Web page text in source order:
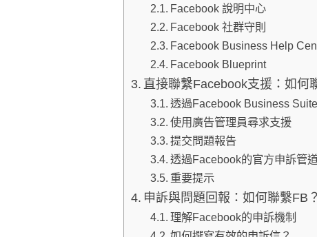
Facebook 說明中心
Facebook 社群守則
Facebook Business Help
Facebook Blueprint
直接聯繫Facebook支援：如何
透過Facebook Business
使用廣告管理員尋求支援
提交問題報告
透過Facebook的官方申訴管
重要提示
申訴與問題回報：如何聯繫FB
理解Facebook的申訴機制